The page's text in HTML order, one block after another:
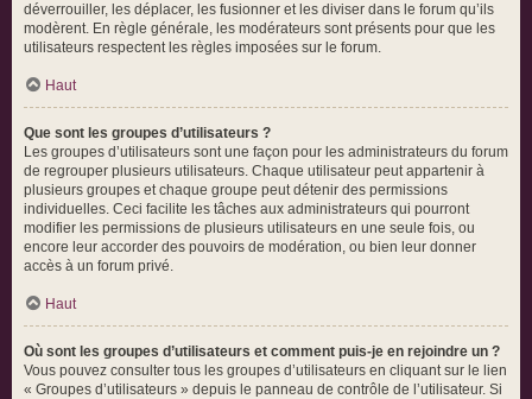
déverrouiller, les déplacer, les fusionner et les diviser dans le forum qu’ils
modèrent. En règle générale, les modérateurs sont présents pour que les
utilisateurs respectent les règles imposées sur le forum.
Haut
Que sont les groupes d’utilisateurs ?
Les groupes d’utilisateurs sont une façon pour les administrateurs du forum
de regrouper plusieurs utilisateurs. Chaque utilisateur peut appartenir à
plusieurs groupes et chaque groupe peut détenir des permissions
individuelles. Ceci facilite les tâches aux administrateurs qui pourront
modifier les permissions de plusieurs utilisateurs en une seule fois, ou
encore leur accorder des pouvoirs de modération, ou bien leur donner
accès à un forum privé.
Haut
Où sont les groupes d’utilisateurs et comment puis-je en rejoindre un ?
Vous pouvez consulter tous les groupes d’utilisateurs en cliquant sur le lien
« Groupes d’utilisateurs » depuis le panneau de contrôle de l’utilisateur. Si